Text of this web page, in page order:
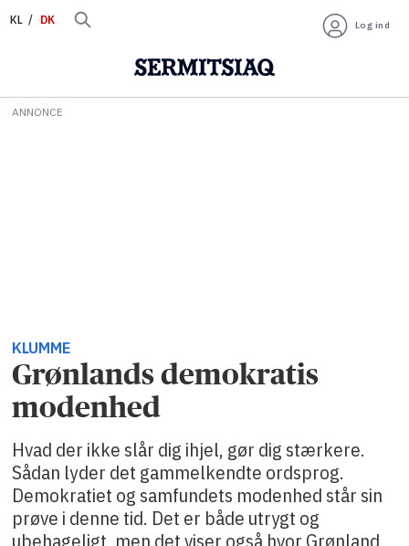
KL DK Log ind
ANNONCE
KLUMME
Grønlands demokratis
modenhed
Hvad der ikke slår dig ihjel, gør dig stærkere.
Sådan lyder det gammelkendte ordsprog.
Demokratiet og samfundets modenhed står sin
prøve i denne tid. Det er både utrygt og
ubehageligt, men det viser også hvor Grønland